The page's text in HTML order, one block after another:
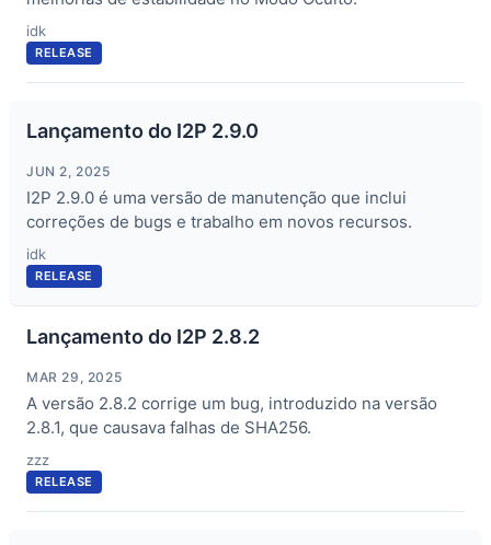
idk
RELEASE
Lançamento do I2P 2.9.0
JUN 2, 2025
I2P 2.9.0 é uma versão de manutenção que inclui
correções de bugs e trabalho em novos recursos.
idk
RELEASE
Lançamento do I2P 2.8.2
MAR 29, 2025
A versão 2.8.2 corrige um bug, introduzido na versão
2.8.1, que causava falhas de SHA256.
zzz
RELEASE